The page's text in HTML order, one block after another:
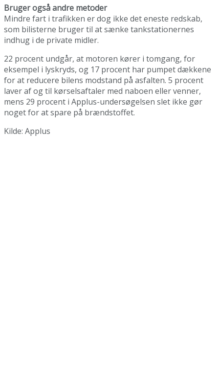
Bruger også andre metoder
Mindre fart i trafikken er dog ikke det eneste redskab,
som bilisterne bruger til at sænke tankstationernes
indhug i de private midler.
22 procent undgår, at motoren kører i tomgang, for
eksempel i lyskryds, og 17 procent har pumpet dækkene
for at reducere bilens modstand på asfalten. 5 procent
laver af og til kørselsaftaler med naboen eller venner,
mens 29 procent i Applus-undersøgelsen slet ikke gør
noget for at spare på brændstoffet.
Kilde: Applus